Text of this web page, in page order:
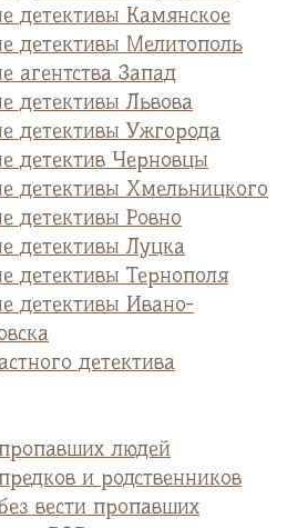
детективы Камянское
детективы Мелитополь
агентства Запад
детективы Львова
детективы Ужгорода
детектив Черновцы
детективы Хмельницкого
детективы Ровно
детективы Луцка
детективы Тернополя
детективы Ивано-
детектива
людей
и родственников
вести пропавших